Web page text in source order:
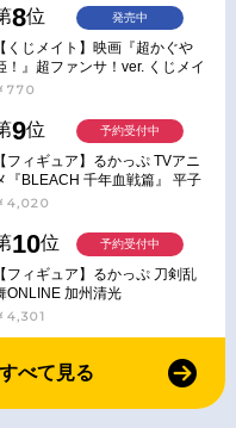
8位
【くじメイト】映画『超かぐや
！』超ファンサ！ver. くじメイ
770
発売中
9位
【フィギュア】るかっぷ TVアニ
『BLEACH 千年血戦篇』 平子
子4,020
予約受付中
10位
【フィギュア】るかっぷ 刀剣乱
ONLINE 加州清光
4,301
予約受付中
すべて見る